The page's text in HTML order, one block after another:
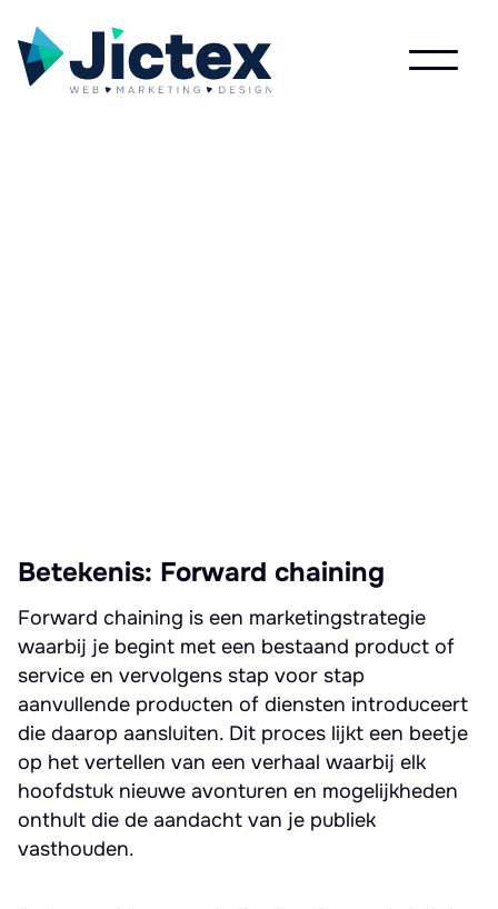
Betekenis: Forward chaining
Forward chaining is een marketingstrategie
waarbij je begint met een bestaand product of
service en vervolgens stap voor stap
aanvullende producten of diensten introduceert
die daarop aansluiten. Dit proces lijkt een beetje
op het vertellen van een verhaal waarbij elk
hoofdstuk nieuwe avonturen en mogelijkheden
onthult die de aandacht van je publiek
vasthouden.